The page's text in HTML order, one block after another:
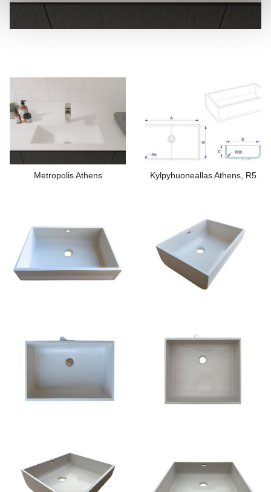
Metropolis Athens Kylpyhuoneallas Athens, R5